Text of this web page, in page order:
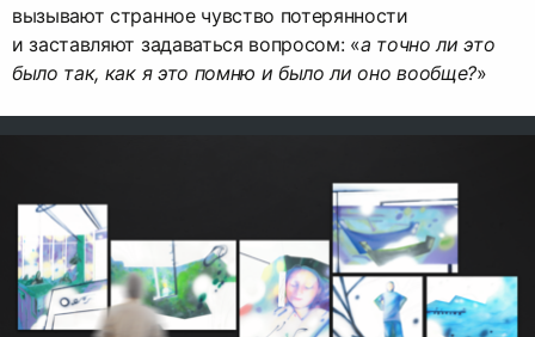
вызывают странное чувство потерянности
и заставляют задаваться вопросом: «а точно ли это
было так, как я это помню и было ли оно вообще?»